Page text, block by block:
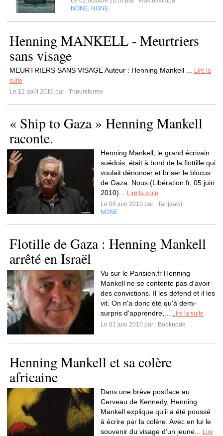
NONE NONE
Henning MANKELL - Meurtriers
sans visage
MEURTRIERS SANS VISAGE Auteur : Henning Mankell ...
Lire la
suite
Le 12 août 2010 par
Tripuniforme
« Ship to Gaza » Henning Mankell
raconte.
Henning Mankell, le grand écrivain
suédois, était à bord de la flottille qui
voulait dénoncer et briser le blocus
de Gaza. Nous (Libération.fr, 05 juin
2010)...
Lire la suite
Le 08 juin 2010 par
Tanjaawi
NONE
Flotille de Gaza : Henning Mankell
arrêté en Israël
Vu sur le Parisien.fr Henning
Mankell ne se contente pas d'avoir
des convictions. Il les défend et il les
vit. On n'a donc été qu'à demi-
surpris d'apprendre,...
Lire la suite
Le 01 juin 2010 par
Booknode
Henning Mankell et sa colère
africaine
Dans une brève postface au
Cerveau de Kennedy, Henning
Mankell explique qu’il a été poussé
à écrire par la colère. Avec en lui le
souvenir du visage d’un jeune...
Lire